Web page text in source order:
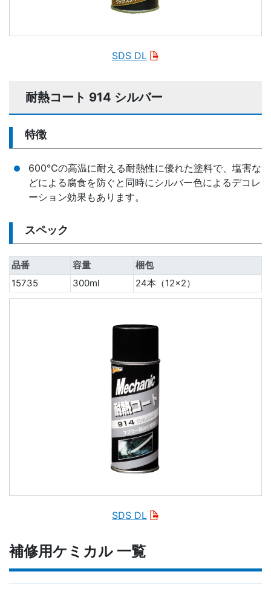
SDS DL
耐熱コート 914 シルバー
特徴
600℃の高温に耐える耐熱性に優れた塗料で、塩害な
どによる腐食を防ぐと同時にシルバー色によるデコレ
ーション効果もあります。
スペック
品番 容量
梱包
15735
300ml 24本（12×2）
SDS DL
補修用ケミカル 一覧